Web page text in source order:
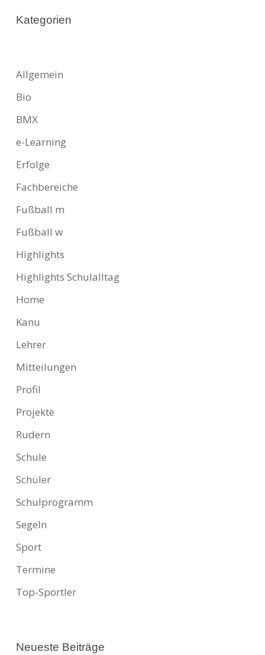
Kategorien
Allgemein
Bio
BMX
e-Learning
Erfolge
Fachbereiche
Fußball m
Fußball w
Highlights
Highlights Schulalltag
Home
Kanu
Lehrer
Mitteilungen
Profil
Projekte
Rudern
Schule
Schüler
Schulprogramm
Segeln
Sport
Termine
Top-Sportler
Neueste Beiträge